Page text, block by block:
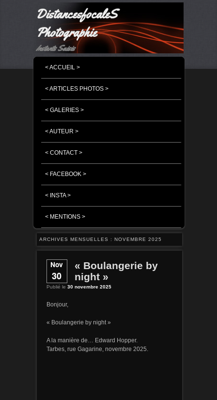
DistancesfocaleS
Photographie
Instants Saisis
MASQUER LA NAVIGATION PRINCIPALE
MASQUER LA NAVIGATION SECONDAIRE
< ACCUEIL >
< ARTICLES PHOTOS >
< GALERIES >
< AUTEUR >
< CONTACT >
< FACEBOOK >
< INSTA >
< MENTIONS >
ARCHIVES MENSUELLES : NOVEMBRE 2025
Nov
30
« Boulangerie by
night »
Publié le 30 novembre 2025
Bonjour,
« Boulangerie by night »
A la manière de… Edward Hopper.
Tarbes, rue Gagarine, novembre 2025.